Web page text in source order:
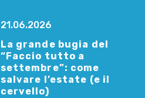
21.06.2026
La grande bugia del
“Faccio tutto a
settembre”: come
salvare l’estate (e il
cervello)